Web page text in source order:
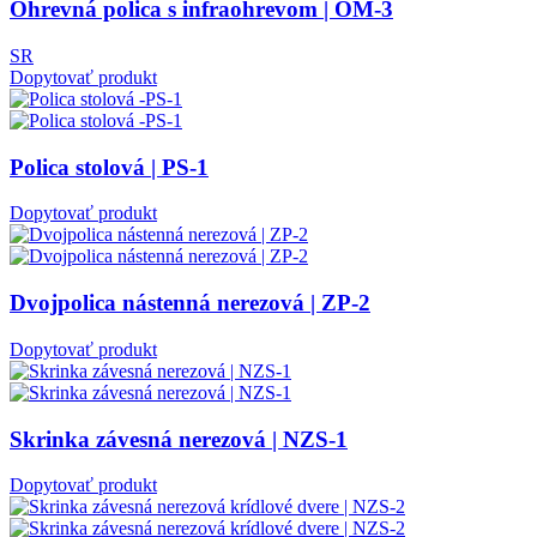
Ohrevná polica s infraohrevom | OM-3
SR
Dopytovať produkt
Polica stolová | PS-1
Dopytovať produkt
Dvojpolica nástenná nerezová | ZP-2
Dopytovať produkt
Skrinka závesná nerezová | NZS-1
Dopytovať produkt